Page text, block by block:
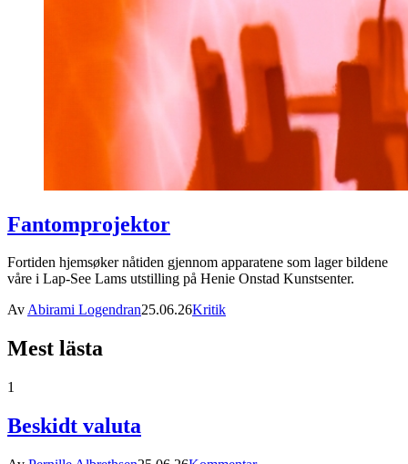
Fantomprojektor
Fortiden hjemsøker nåtiden gjennom apparatene som lager bildene
våre i Lap-See Lams utstilling på Henie Onstad Kunstsenter.
AvAbirami Logendran25.06.26Kritik
Mest lästa
1
Beskidt valuta